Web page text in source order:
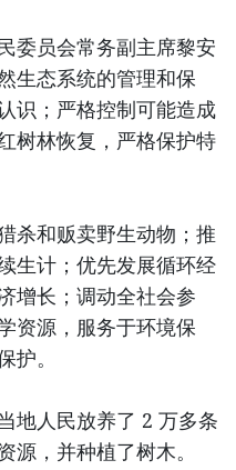
委员会常务副主席黎安
生态系统的管理和保
识；严格控制可能造成
树林恢复，严格保护特
杀和贩卖野生动物；推
生计；优先发展循环经
增长；调动全社会参
资源，服务于环境保
。
地人民放养了 2 万多条
源，并种植了树木。